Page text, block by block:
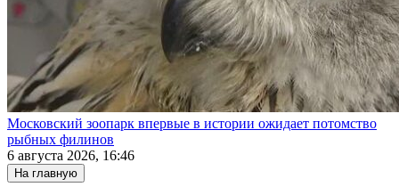
Московский зоопарк впервые в истории ожидает потомство
рыбных филинов
6 августа 2026, 16:46
На главную